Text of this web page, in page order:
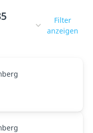
Filter
anzeigen